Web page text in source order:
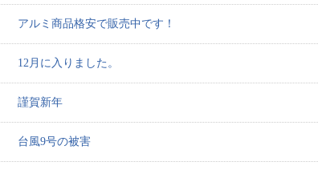
アルミ商品格安で販売中です！
12月に入りました。
謹賀新年
台風9号の被害